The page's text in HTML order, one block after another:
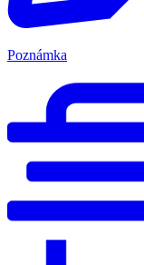
Poznámka